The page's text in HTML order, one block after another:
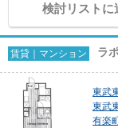
検討リストに
賃貸｜マンション ラ
東武
東武
有楽